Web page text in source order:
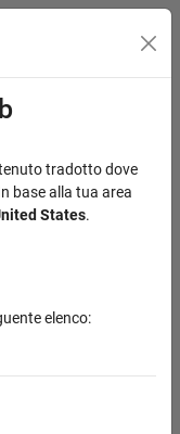
tradotto dove
base alla tua area
States.
elenco: